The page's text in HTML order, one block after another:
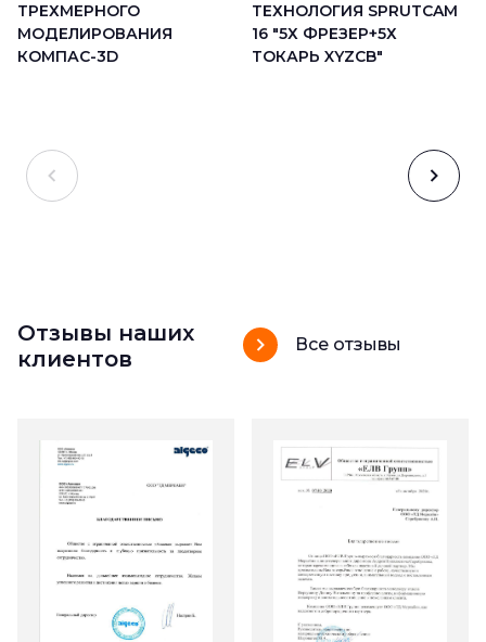
ТРЕХМЕРНОГО
МОДЕЛИРОВАНИЯ
КОМПАС-3D
ТЕХНОЛОГИЯ SPRUTCAM
16 "5Х ФРЕЗЕР+5Х
ТОКАРЬ XYZCB"
Отзывы наших
клиентов
Все отзывы